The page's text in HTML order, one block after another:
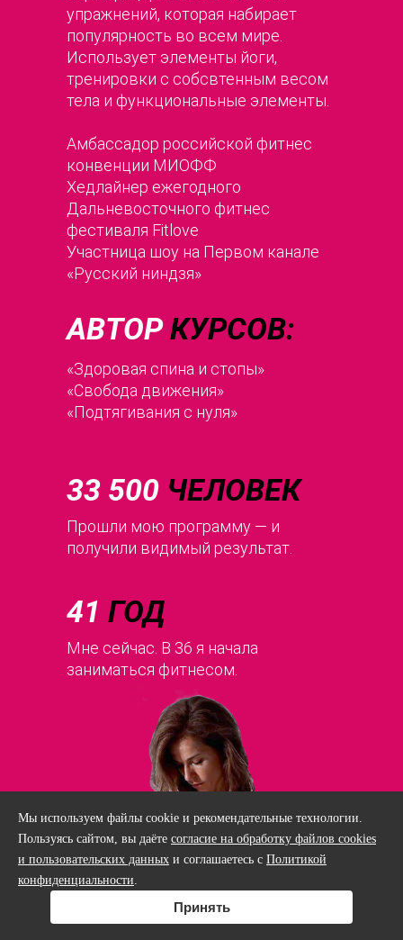
Прошли мою программу — и
получили видимый результат.
33 500 ЧЕЛОВЕК
41 ГОД
Мне сейчас. В 36 я начала
заниматься фитнесом.
упражнений, которая набирает
популярность во всем мире.
Использует элементы йоги,
тренировки с собсвтенным весом
тела и функциональные элементы.
Амбассадор российской фитнес
конвенции МИОФФ
Хедлайнер ежегодного
Дальневосточного фитнес
фестиваля Fitlove
Участница шоу на Первом канале
«Русский ниндзя»
АВТОРКУРСОВ:
«Здоровая спина и стопы»
«Свобода движения»
«Подтягивания с нуля»
Мы используем файлы cookie и рекомендательные технологии.
Пользуясь сайтом, вы даёте согласие на обработку файлов cookies
и пользовательских данных и соглашаетесь с Политикой
конфиденциальности.
Принять